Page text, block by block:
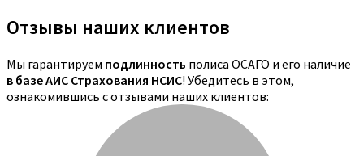
Отзывы наших клиентов
Мы гарантируем подлинность полиса ОСАГО и его наличие
в базе АИС Страхования НСИС! Убедитесь в этом,
ознакомившись с отзывами наших клиентов: